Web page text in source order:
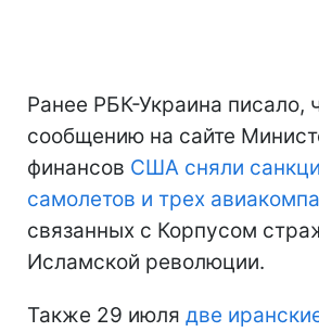
Ранее РБК-Украина писало,
сообщению на сайте
финансов США сняли
самолетов и трех
связанных с Корпусом
Исламской революции.
Также 29 июля две